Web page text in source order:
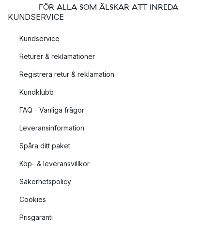
FÖR ALLA SOM ÄLSKAR ATT INREDA
KUNDSERVICE
Kundservice
Returer & reklamationer
Registrera retur & reklamation
Kundklubb
FAQ - Vanliga frågor
Leveransinformation
Spåra ditt paket
Köp- & leveransvillkor
Säkerhetspolicy
Cookies
Prisgaranti